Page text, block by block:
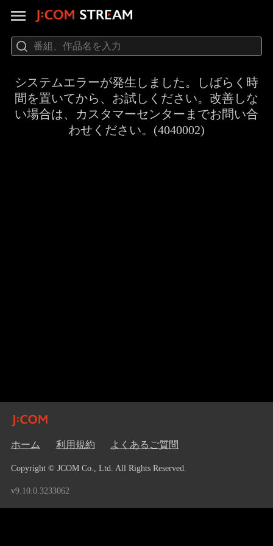
システムエラーが発生しました。しばらく時
間を置いてから、お試しください。改善しな
い場合は、カスタマーセンターまでお問い合
わせください。(4040002)
ホーム 利用規約 よくあるご質問
Copyright © JCOM Co., Ltd. All Rights Reserved.
v9.10.0.3233062